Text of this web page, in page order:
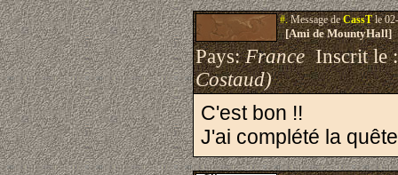
#.Message deCassTle
[Ami de MountyHall]
Pays:FranceInscrit le
Costaud)
C'est bon !!
J'ai complété la